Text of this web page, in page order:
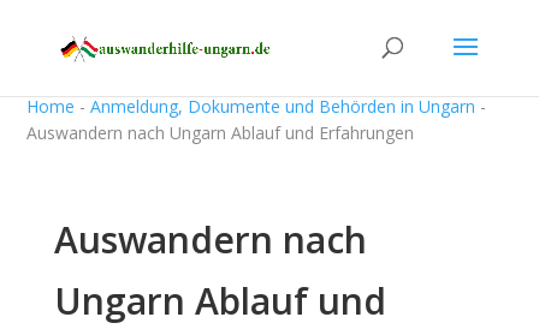
Home -Anmeldung, Dokumente und Behörden in Ungarn -
Auswandern nach Ungarn Ablauf und Erfahrungen
Auswandern nach
Ungarn Ablauf und